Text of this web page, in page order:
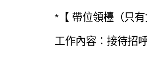
*【 帶位領檯（只
工作內容：接待招